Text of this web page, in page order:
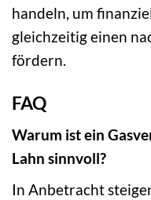
handeln, um
gleichzeitig einen
fördern.
FAQ
Warum ist ein
Lahn sinnvoll?
In Anbetracht